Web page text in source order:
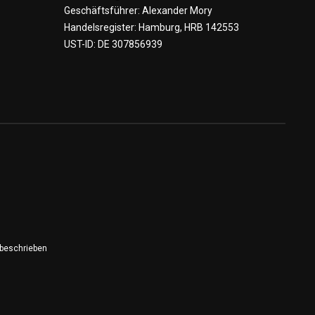
Geschäftsführer: Alexander Mory
Handelsregister: Hamburg, HRB 142553
UST-ID: DE 307856939